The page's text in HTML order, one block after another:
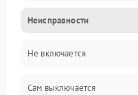
Неисправности
Не включается
Сам выключается